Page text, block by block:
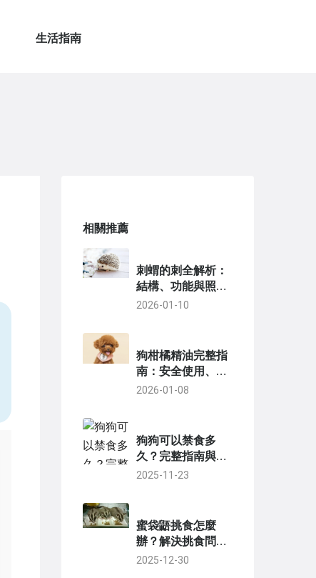
生活指南
相關推薦
刺蝟的刺全解析：
結構、功能與照顧
指南，解決所有飼
2026-01-10
狗柑橘精油完整指
南：安全使用、功
效與專業建議
2026-01-08
狗狗可以禁食多
久？完整指南與實
用建議
2025-11-23
蜜袋鼯挑食怎麼
辦？解決挑食問題
的實用技巧與完整
2025-12-30